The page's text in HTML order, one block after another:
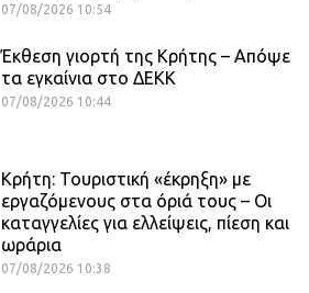
07/08/2026 10:54
Έκθεση γιορτή της Κρήτης – Απόψε
τα εγκαίνια στο ΔΕΚΚ
07/08/2026 10:44
Κρήτη: Τουριστική «έκρηξη» με
εργαζόμενους στα όριά τους – Οι
καταγγελίες για ελλείψεις, πίεση και
ωράρια
07/08/2026 10:38